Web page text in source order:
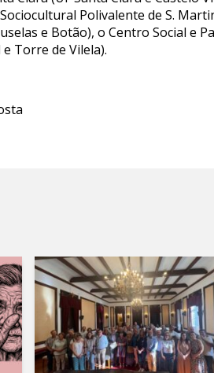
Polivalente de S.
e Botão), o Centro Social e
Torre de Vilela).